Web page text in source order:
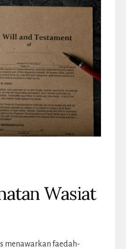
Wasiat
menawarkan faedah-